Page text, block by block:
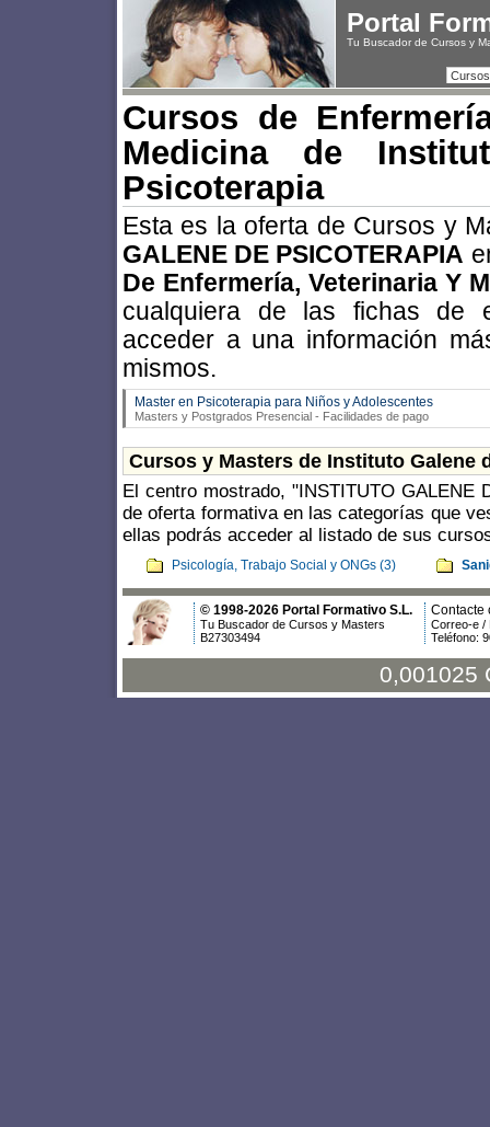
Portal
Tu Buscador de Cursos y
Cursos de
Medicina de
Psicoterapia
Esta es la oferta de Cursos y
GALENE DE PSICOTERAPIA
De Enfermería, Veterinaria Y
cualquiera de las fichas de
acceder a una información
mismos.
Master en Psicoterapia para Niños y Adolescentes
Masters y Postgrados Presencial - Facilidades de pago
Cursos y Masters de Instituto Galene
El centro mostrado, "INSTITUTO GALENE
de oferta formativa en las categorías que
ellas podrás acceder al listado de sus
Psicología, Trabajo Social y ONGs (3)
© 1998-2026 Portal Formativo S.L.
Tu Buscador de Cursos y Masters
B27303494
Contacte
Correo-e /
Teléfono:
0,001025